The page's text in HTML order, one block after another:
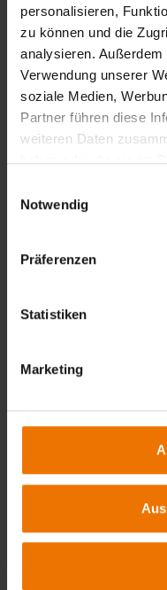
personalisieren,
zu können und die
analysieren.
Verwendung unserer
soziale Medien,
Partner führen diese
weiteren Daten
haben oder die sie im
Notwendig
Präferenzen
Statistiken
Marketing
Bauwerken mit
Zerstörungsfreie
Mit der
Inspektoren haben
langlebiges Bauwerk
zeigt sich immer
einer professionellen
Sprechen Sie uns
Zerstörungsfreie
Ihre Vorteile
Ein besseres Bauwerk, da
überwacht werden